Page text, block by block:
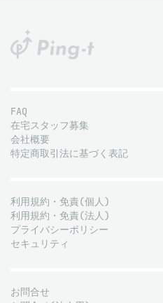
FAQ
在宅スタッフ募集
会社概要
特定商取引法に基づく表記
利用規約・免責(個人)
利用規約・免責(法人)
プライバシーポリシー
セキュリティ
お問合せ